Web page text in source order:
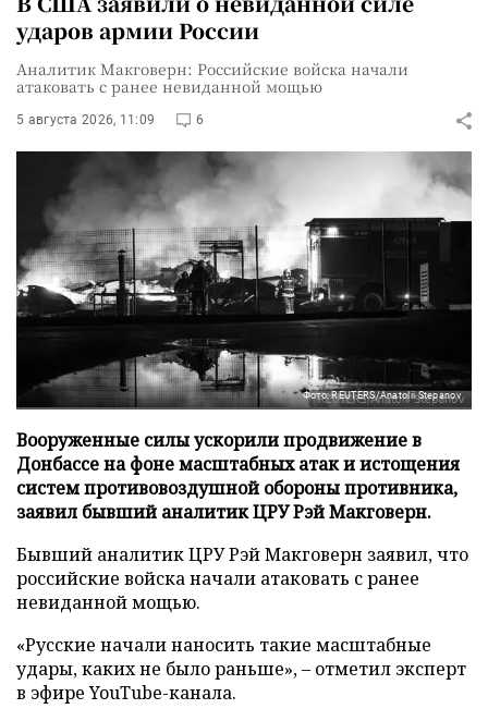
ударов армии России
Аналитик Макговерн: Российские войска начали
атаковать с ранее невиданной мощью
5 августа 2026, 11:09 6
Фото: REUTERS/Anatolii Stepanov
Вооруженные силы ускорили продвижение в
Донбассе на фоне масштабных атак и истощения
систем противовоздушной обороны противника,
заявил бывший аналитик ЦРУ Рэй Макговерн.
Бывший аналитик ЦРУ Рэй Макговерн заявил, что
российские войска начали атаковать с ранее
невиданной мощью.
«Русские начали наносить такие масштабные
удары, каких не было раньше», – отметил эксперт
в эфире YouTube-канала.